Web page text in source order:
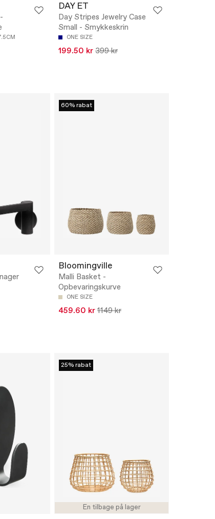
DAY ET
Day Stripes Jewelry Case
Small - Smykkeskrin
ONE SIZE
199.50 kr 399 kr
60% rabat
Bloomingville
Malli Basket -
Opbevaringskurve
ONE SIZE
459.60 kr 1149 kr
En tilbage på lager
25% rabat